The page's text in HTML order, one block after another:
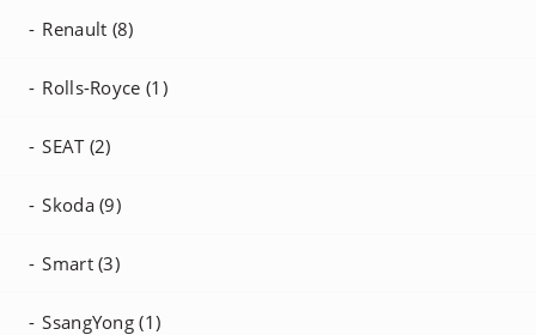
Renault (8)
Rolls-Royce (1)
SEAT (2)
Skoda (9)
Smart (3)
SsangYong (1)